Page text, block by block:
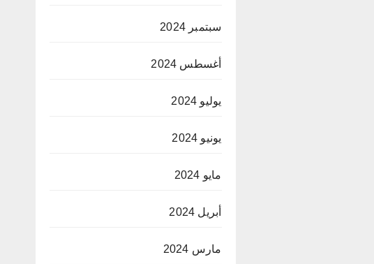
سبتمبر 2024
أغسطس 2024
يوليو 2024
يونيو 2024
مايو 2024
أبريل 2024
مارس 2024